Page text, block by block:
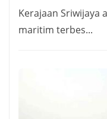
Kerajaan Sriwijaya
maritim terbes...